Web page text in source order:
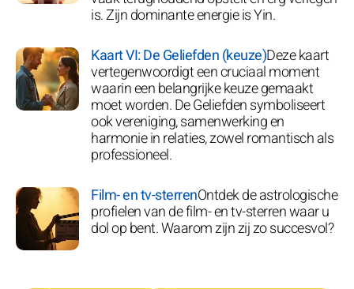
is. Zijn dominante energie is Yin.
Kaart VI: De Geliefden (keuze)Deze kaart
vertegenwoordigt een cruciaal moment
waarin een belangrijke keuze gemaakt
moet worden. De Geliefden symboliseert
ook vereniging, samenwerking en
harmonie in relaties, zowel romantisch als
professioneel.
Film- en tv-sterrenOntdek de astrologische
profielen van de film- en tv-sterren waar u
dol op bent. Waarom zijn zij zo succesvol?